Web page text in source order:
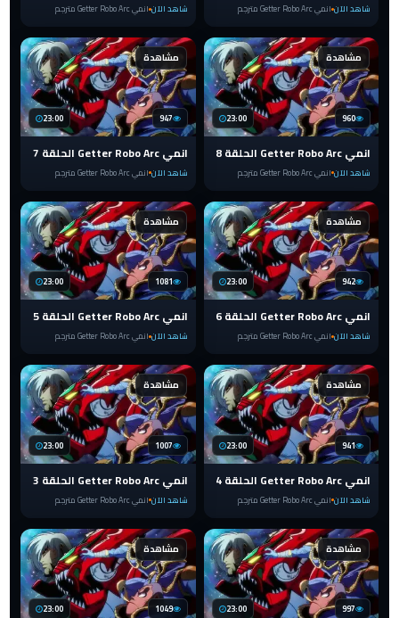
شاهد الآن انمي Getter Robo Arc مترجم شاهد الآن انمي Getter Robo Arc مترجم
مشاهدة
23:00 960
انمي Getter Robo Arc الحلقة 8
شاهد الآن انمي Getter Robo Arc مترجم
مشاهدة
23:00 947
انمي Getter Robo Arc الحلقة 7
شاهد الآن انمي Getter Robo Arc مترجم
مشاهدة
23:00 942
انمي Getter Robo Arc الحلقة 6
شاهد الآن انمي Getter Robo Arc مترجم
مشاهدة
23:00 1081
انمي Getter Robo Arc الحلقة 5
شاهد الآن انمي Getter Robo Arc مترجم
مشاهدة
23:00 941
انمي Getter Robo Arc الحلقة 4
شاهد الآن انمي Getter Robo Arc مترجم
مشاهدة
23:00 1007
انمي Getter Robo Arc الحلقة 3
شاهد الآن انمي Getter Robo Arc مترجم
مشاهدة
23:00 997
مشاهدة
23:00 1049